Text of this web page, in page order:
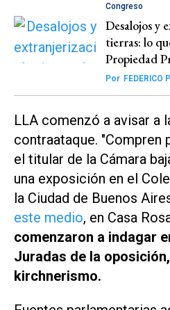
Congreso
Desalojos y
tierras: lo
Propiedad
Por FEDERICO
LLA comenzó a avisar a
contraataque. "Compren
el titular de la Cámara
una exposición en el
la Ciudad de Buenos
este medio, en Casa
comenzaron a indagar
Juradas de la
kirchnerismo.